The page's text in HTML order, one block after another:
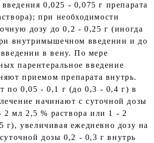
введения 0,025 - 0,075 г препарата
при необходимости
дозу до 0,2 - 0,25 г (иногда
внутримышечном введении и до
в вену. По мере
парентеральное введение
приемом препарата внутрь.
по 0,05 - 0,1 г (до 0,3 - 0,4 г) в
начинают с суточной дозы
2 мл 2,5 % раствора или 1 - 2
г), увеличивая ежедневно дозу на
дозы 0,2 - 0,3 г внутрь